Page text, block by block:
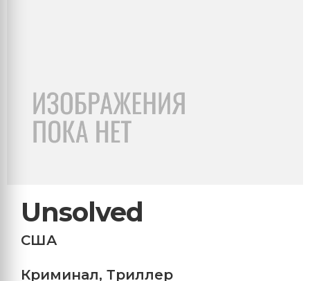
Unsolved
США
Криминал, Триллер